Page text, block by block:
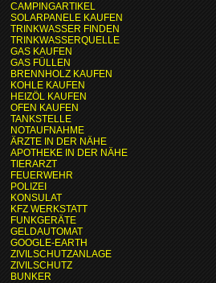
CAMPINGARTIKEL
SOLARPANELE KAUFEN
TRINKWASSER FINDEN
TRINKWASSERQUELLE
GAS KAUFEN
GAS FÜLLEN
BRENNHOLZ KAUFEN
KOHLE KAUFEN
HEIZÖL KAUFEN
OFEN KAUFEN
TANKSTELLE
NOTAUFNAHME
ÄRZTE IN DER NÄHE
APOTHEKE IN DER NÄHE
TIERARZT
FEUERWEHR
POLIZEI
KONSULAT
KFZ WERKSTATT
FUNKGERÄTE
GELDAUTOMAT
GOOGLE-EARTH
ZIVILSCHUTZANLAGE
ZIVILSCHUTZ
BUNKER